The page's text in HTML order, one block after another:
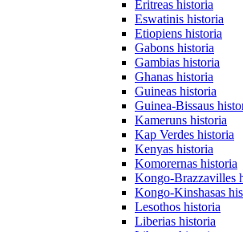
Eritreas historia
Eswatinis historia
Etiopiens historia
Gabons historia
Gambias historia
Ghanas historia
Guineas historia
Guinea-Bissaus
Kameruns historia
Kap Verdes historia
Kenyas historia
Komorernas historia
Kongo-Brazzavilles
Kongo-Kinshasas
Lesothos historia
Liberias historia